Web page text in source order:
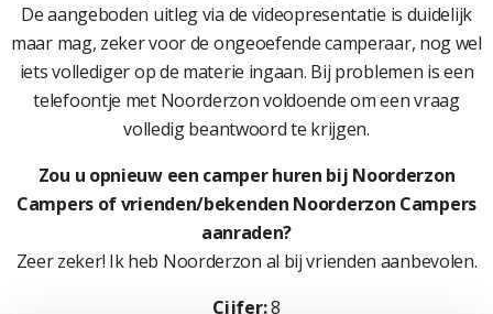
De aangeboden uitleg via de videopresentatie is duidelijk
maar mag, zeker voor de ongeoefende camperaar, nog wel
iets vollediger op de materie ingaan. Bij problemen is een
telefoontje met Noorderzon voldoende om een vraag
volledig beantwoord te krijgen.
Zou u opnieuw een camper huren bij Noorderzon
Campers of vrienden/bekenden Noorderzon Campers
aanraden?
Zeer zeker! Ik heb Noorderzon al bij vrienden aanbevolen.
Cijfer:8